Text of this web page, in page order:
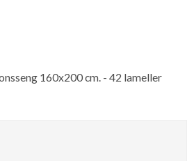
160x200 cm. - 42 lameller